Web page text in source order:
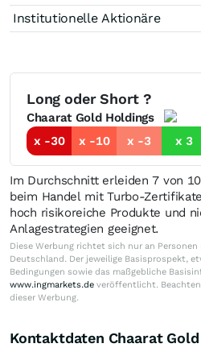
Institutionelle Aktionäre
Long oder Short ?
Chaarat Gold Holdings
x -30
x -10 x -3 x 3
Im Durchschnitt erleiden 7 von
beim Handel mit Turbo-
hoch risikoreiche Produkte und
Anlagestrategien geeignet.
Diese Werbung richtet sich nur an
Deutschland. Der jeweilige Basisprospekt,
Bedingungen sowie das maßgebliche
www.ingmarkets.de veröffentlicht.
dieser Werbung.
Kontaktdaten Chaarat